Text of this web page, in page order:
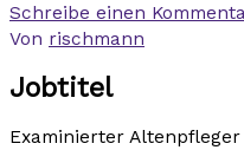
Schreibe einen
Von rischmann
Jobtitel
Examinierter